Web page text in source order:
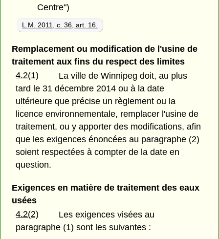
Centre")
L.M. 2011, c. 36, art. 16.
Remplacement ou modification de l'usine de
traitement aux fins du respect des limites
4.2(1)
La ville de Winnipeg doit, au plus
tard le 31 décembre 2014 ou à la date
ultérieure que précise un règlement ou la
licence environnementale, remplacer l'usine de
traitement, ou y apporter des modifications, afin
que les exigences énoncées au paragraphe (2)
soient respectées à compter de la date en
question.
Exigences en matière de traitement des eaux
usées
4.2(2)
Les exigences visées au
paragraphe (1) sont les suivantes :